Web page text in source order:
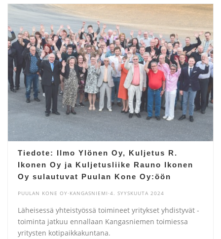
Tiedote: Ilmo Ylönen Oy, Kuljetus R.
Ikonen Oy ja Kuljetusliike Rauno Ikonen
Oy sulautuvat Puulan Kone Oy:öön
PUULAN KONE OY·KANGASNIEMI·4. SYYSKUUTA 2024
Läheisessä yhteistyössä toimineet yritykset yhdistyvät -
toiminta jatkuu ennallaan Kangasniemen toimiessa
yritysten kotipaikkakuntana.